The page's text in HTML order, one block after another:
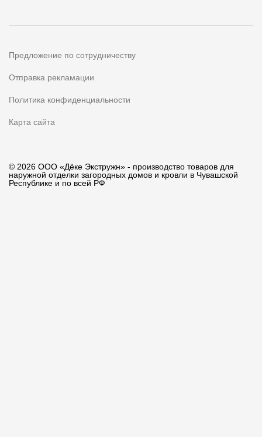
Предложение по сотрудничеству
Отправка рекламации
Политика конфиденциальности
Карта сайта
© 2026 ООО «Дёке Экстружн» - производство товаров для
наружной отделки загородных домов и кровли в Чувашской
Республике и по всей РФ